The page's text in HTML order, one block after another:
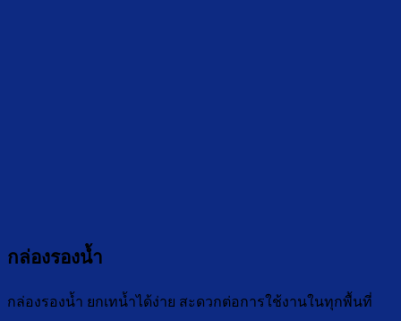
กล่องรองน้ำ
กล่องรองน้ำ ยกเทน้ำได้ง่าย สะดวกต่อการใช้งานในทุกพื้นที่